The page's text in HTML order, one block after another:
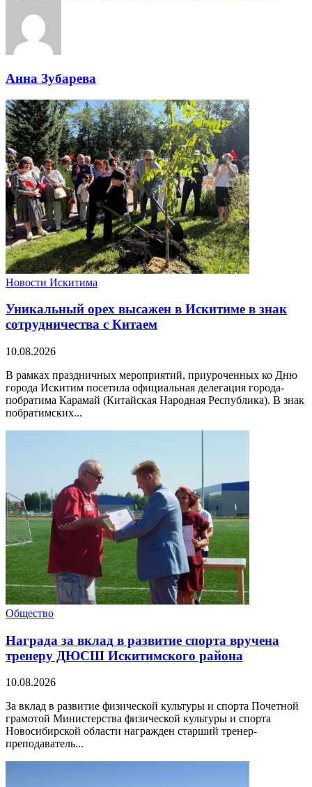
Анна Зубарева
Новости Искитима
Уникальный орех высажен в Искитиме в знак
сотрудничества с Китаем
10.08.2026
В рамках праздничных мероприятий, приуроченных ко Дню
города Искитим посетила официальная делегация города-
побратима Карамай (Китайская Народная Республика). В знак
побратимских...
Общество
Награда за вклад в развитие спорта вручена
тренеру ДЮСШ Искитимского района
10.08.2026
За вклад в развитие физической культуры и спорта Почетной
грамотой Министерства физической культуры и спорта
Новосибирской области награжден старший тренер-
преподаватель...